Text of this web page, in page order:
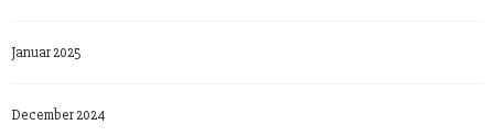
Januar 2025
December 2024